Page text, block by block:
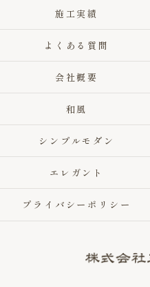
施工実績
よくある質問
会社概要
和風
シンプルモダン
エレガント
プライバシーポリシー